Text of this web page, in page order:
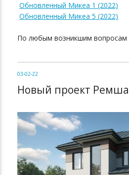
Обновленный Микеа 1 (2022)
Обновленный Микеа 5 (2022)
По любым возникшим вопросам
03-02-22
Новый проект